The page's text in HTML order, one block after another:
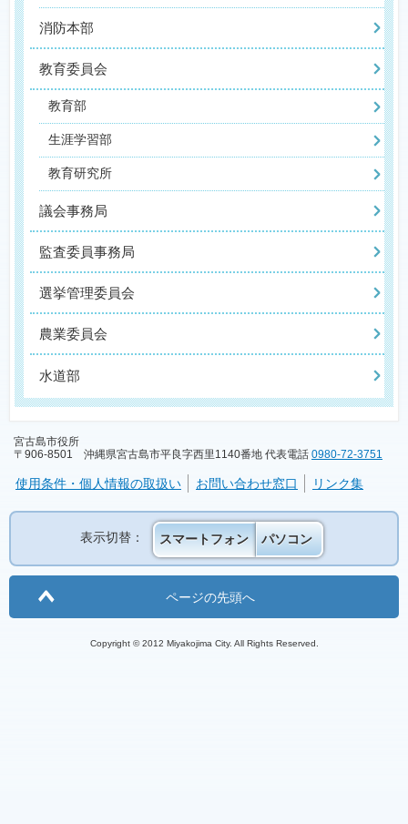
消防本部
教育委員会
教育部
生涯学習部
教育研究所
議会事務局
監査委員事務局
選挙管理委員会
農業委員会
水道部
宮古島市役所
〒906-8501 沖縄県宮古島市平良字西里1140番地 代表電話 0980-72-3751
使用条件・個人情報の取扱い お問い合わせ窓口 リンク集
表示切替： スマートフォン パソコン
ページの先頭へ
Copyright © 2012 Miyakojima City. All Rights Reserved.